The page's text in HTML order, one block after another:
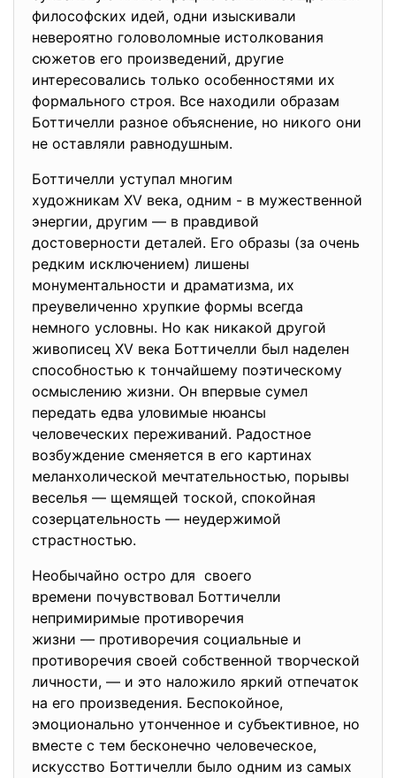
философских идей, одни изыскивали
невероятно головоломные истолкования
сюжетов его произведений, другие
интересовались только особенностями их
формального строя. Все находили образам
Боттичелли разное объяснение, но никого они
не оставляли равнодушным.
Боттичелли уступал многим
художникам XV века, одним - в мужественной
энергии, другим — в правдивой
достоверности деталей. Его образы (за очень
редким исключением) лишены
монументальности и драматизма, их
преувеличенно хрупкие формы всегда
немного условны. Но как никакой другой
живописец XV века Боттичелли был наделен
способностью к тончайшему поэтическому
осмыслению жизни. Он впервые сумел
передать едва уловимые нюансы
человеческих переживаний. Радостное
возбуждение сменяется в его картинах
меланхолической мечтательностью, порывы
веселья — щемящей тоской, спокойная
созерцательность — неудержимой
страстностью.
Необычайно остро для своего
времени почувствовал Боттичелли
непримиримые противоречия
жизни — противоречия социальные и
противоречия своей собственной творческой
личности, — и это наложило яркий отпечаток
на его произведения. Беспокойное,
эмоционально утонченное и субъективное, но
вместе с тем бесконечно человеческое,
искусство Боттичелли было одним из самых